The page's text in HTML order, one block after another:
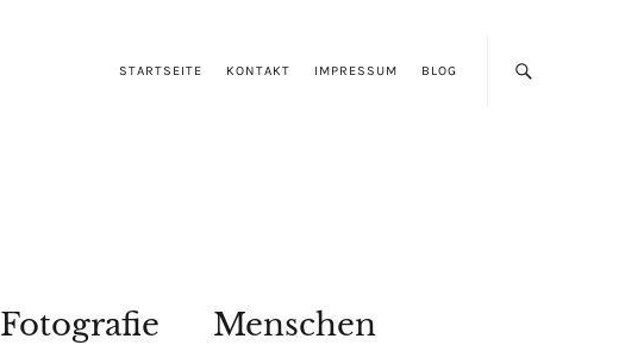
STARTSEITE KONTAKT IMPRESSUM BLOG
Fotografie Menschen